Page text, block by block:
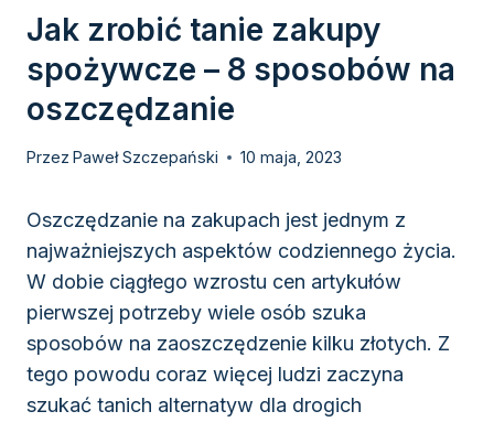
Jak zrobić tanie zakupy
spożywcze – 8 sposobów na
oszczędzanie
Przez Paweł Szczepański 10 maja, 2023
Oszczędzanie na zakupach jest jednym z
najważniejszych aspektów codziennego życia.
W dobie ciągłego wzrostu cen artykułów
pierwszej potrzeby wiele osób szuka
sposobów na zaoszczędzenie kilku złotych. Z
tego powodu coraz więcej ludzi zaczyna
szukać tanich alternatyw dla drogich